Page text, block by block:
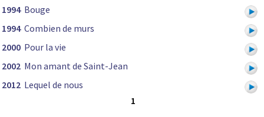
1994 Bouge
1994 Combien de murs
2000 Pour la vie
2002 Mon amant de Saint-Jean
2012 Lequel de nous
1